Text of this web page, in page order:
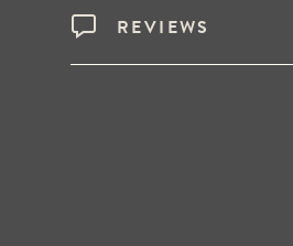
REVIEWS